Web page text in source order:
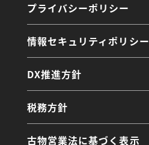
プライバシーポリシー
情報セキュリティポリシー
DX推進方針
税務方針
古物営業法に基づく表示